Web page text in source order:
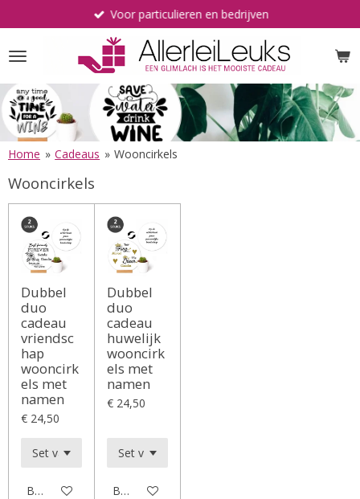
direct
naar
de
hoofdinhoud
Voor particulieren en bedrijven
Home » Cadeaus » Wooncirkels
Wooncirkels
Dubbel
duo
cadeau
vriendsc
hap
wooncirk
els met
namen
€ 24,50
Bekijk details
Dubbel
duo
cadeau
huwelijk
wooncirk
els met
namen
€ 24,50
Bekijk details